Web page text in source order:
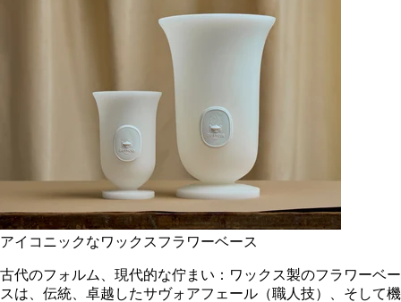
アイコニックなワックスフラワーベース
古代のフォルム、現代的な佇まい：ワックス製のフラワーベー
スは、伝統、卓越したサヴォアフェール（職人技）、そして機